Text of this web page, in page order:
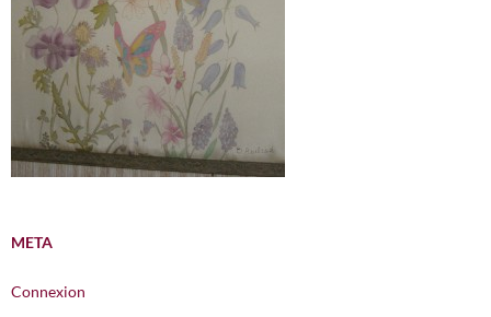
META
Connexion